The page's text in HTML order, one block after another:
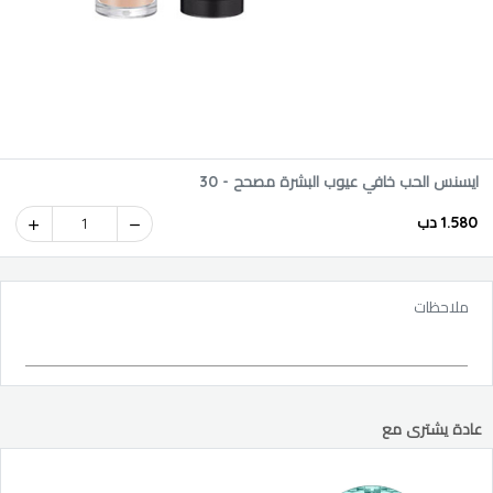
ايسنس الحب خافي عيوب البشرة مصحح - 30
1.580 دب 1
ملاحظات
عادة يشترى مع